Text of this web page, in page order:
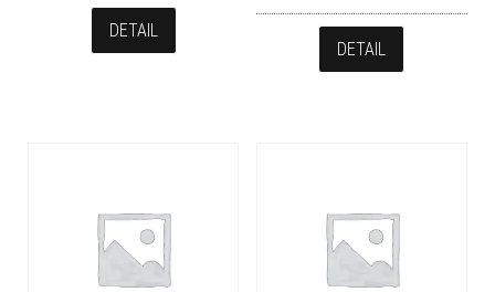
DETAIL
DETAIL